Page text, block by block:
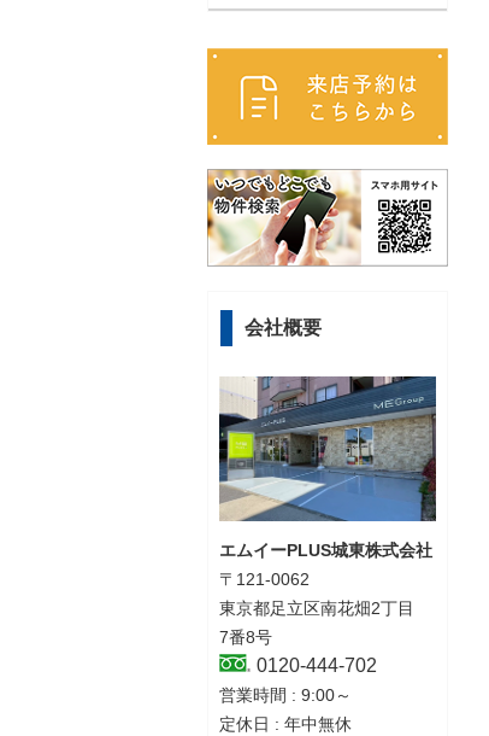
会社概要
エムイーPLUS城東株式会社
〒121-0062
東京都足立区南花畑2丁目
7番8号
0120-444-702
営業時間 : 9:00～
定休日 : 年中無休